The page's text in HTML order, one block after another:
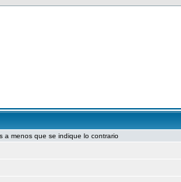
a menos que se indique lo contrario